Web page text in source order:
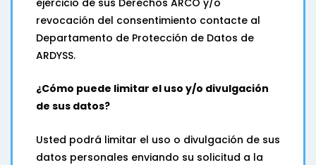
ejercicio de sus Derechos ARCO y/o
revocación del consentimiento contacte al
Departamento de Protección de Datos de
ARDYSS.
¿Cómo puede limitar el uso y/o divulgación
de sus datos?
Usted podrá limitar el uso o divulgación de sus
datos personales enviando su solicitud a la